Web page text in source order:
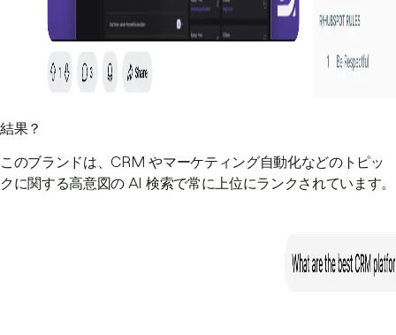
結果？
このブランドは、CRM やマーケティング自動化などのトピッ
クに関する高意図の AI 検索で常に上位にランクされています。